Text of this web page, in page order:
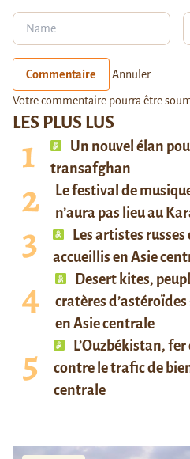
LES PLUS LUS
Un nouvel élan
transafghan
Le festival de
n’aura pas lieu au
Les artistes
accueillis en Asie
Desert kites,
cratères
en Asie centrale
L’Ouzbékistan,
contre le trafic de
centrale
Commentaire Annuler
Votre commentaire pourra être